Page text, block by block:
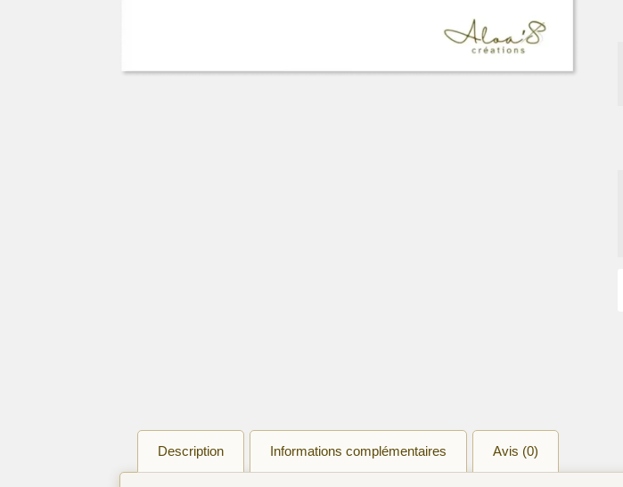
Description Informations complémentaires Avis (0)